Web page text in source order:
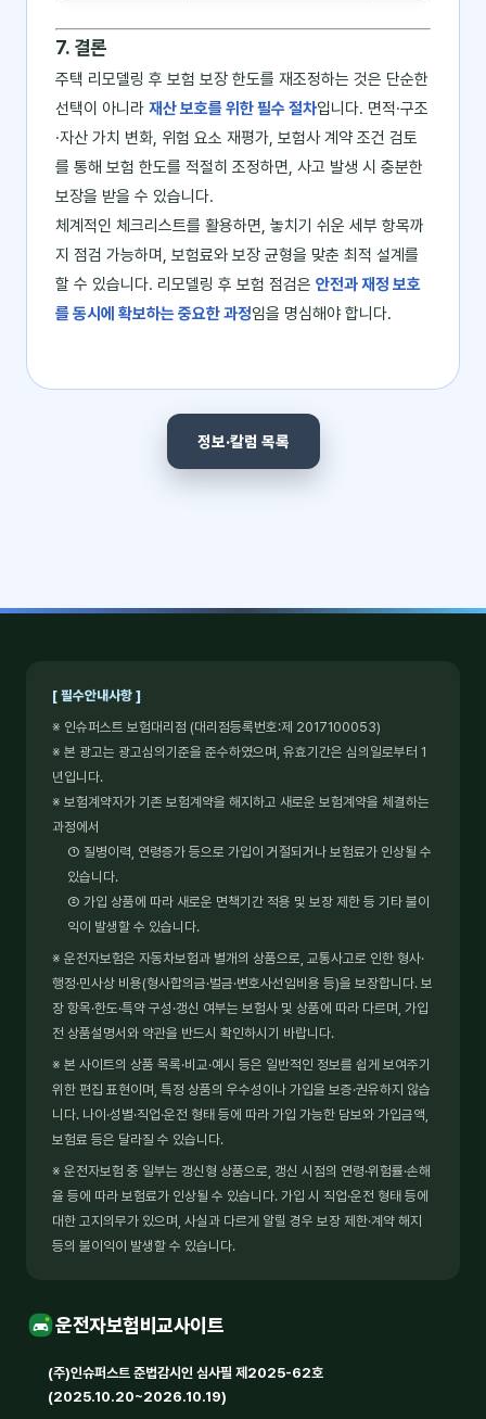
7. 결론
주택 리모델링 후 보험 보장 한도를 재조정하는 것은 단순한
선택이 아니라 재산 보호를 위한 필수 절차입니다. 면적·구조
·자산 가치 변화, 위험 요소 재평가, 보험사 계약 조건 검토
를 통해 보험 한도를 적절히 조정하면, 사고 발생 시 충분한
보장을 받을 수 있습니다.
체계적인 체크리스트를 활용하면, 놓치기 쉬운 세부 항목까
지 점검 가능하며, 보험료와 보장 균형을 맞춘 최적 설계를
할 수 있습니다. 리모델링 후 보험 점검은 안전과 재정 보호
를 동시에 확보하는 중요한 과정임을 명심해야 합니다.
정보·칼럼 목록
[ 필수안내사항 ]
※ 인슈퍼스트 보험대리점 (대리점등록번호:제 2017100053)
※ 본 광고는 광고심의기준을 준수하였으며, 유효기간은 심의일로부터 1
년입니다.
※ 보험계약자가 기존 보험계약을 해지하고 새로운 보험계약을 체결하는
과정에서
① 질병이력, 연령증가 등으로 가입이 거절되거나 보험료가 인상될 수
있습니다.
② 가입 상품에 따라 새로운 면책기간 적용 및 보장 제한 등 기타 불이
익이 발생할 수 있습니다.
※ 운전자보험은 자동차보험과 별개의 상품으로, 교통사고로 인한 형사·
행정·민사상 비용(형사합의금·벌금·변호사선임비용 등)을 보장합니다. 보
장 항목·한도·특약 구성·갱신 여부는 보험사 및 상품에 따라 다르며, 가입
전 상품설명서와 약관을 반드시 확인하시기 바랍니다.
※ 본 사이트의 상품 목록·비교·예시 등은 일반적인 정보를 쉽게 보여주기
위한 편집 표현이며, 특정 상품의 우수성이나 가입을 보증·권유하지 않습
니다. 나이·성별·직업·운전 형태 등에 따라 가입 가능한 담보와 가입금액,
보험료 등은 달라질 수 있습니다.
※ 운전자보험 중 일부는 갱신형 상품으로, 갱신 시점의 연령·위험률·손해
율 등에 따라 보험료가 인상될 수 있습니다. 가입 시 직업·운전 형태 등에
대한 고지의무가 있으며, 사실과 다르게 알릴 경우 보장 제한·계약 해지
등의 불이익이 발생할 수 있습니다.
운전자보험비교사이트
(주)인슈퍼스트 준법감시인 심사필 제2025-62호
(2025.10.20~2026.10.19)